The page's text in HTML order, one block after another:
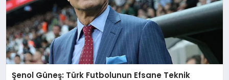
Şenol Güneş: Türk Futbolunun Efsane Teknik